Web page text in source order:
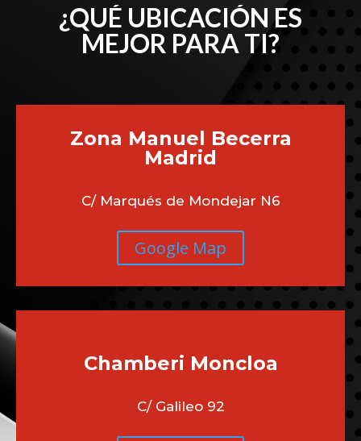
¿QUÉ UBICACIÓN ES
MEJOR PARA TI?
Zona Manuel Becerra
Madrid
C/ Marqués de Mondejar N6
Google Map
Chamberi Moncloa
C/ Galileo 92